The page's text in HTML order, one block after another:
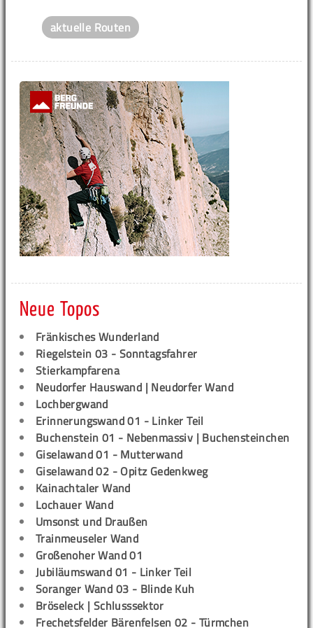
aktuelle Routen
Neue Topos
Fränkisches Wunderland
Riegelstein 03 - Sonntagsfahrer
Stierkampfarena
Neudorfer Hauswand | Neudorfer Wand
Lochbergwand
Erinnerungswand 01 - Linker Teil
Buchenstein 01 - Nebenmassiv | Buchensteinchen
Giselawand 01 - Mutterwand
Giselawand 02 - Opitz Gedenkweg
Kainachtaler Wand
Lochauer Wand
Umsonst und Draußen
Trainmeuseler Wand
Großenoher Wand 01
Jubiläumswand 01 - Linker Teil
Soranger Wand 03 - Blinde Kuh
Bröseleck | Schlusssektor
Frechetsfelder Bärenfelsen 02 - Türmchen